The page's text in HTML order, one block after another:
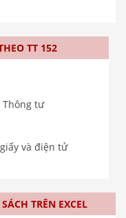
TT 152
Thông tư
và điện tử
TRÊN EXCEL